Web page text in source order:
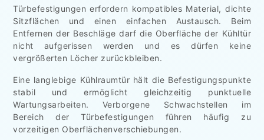
Türbefestigungen erfordern kompatibles Material, dichte
Sitzflächen und einen einfachen Austausch. Beim
Entfernen der Beschläge darf die Oberfläche der Kühltür
nicht aufgerissen werden und es dürfen keine
vergrößerten Löcher zurückbleiben.
Eine langlebige Kühlraumtür hält die Befestigungspunkte
stabil und ermöglicht gleichzeitig punktuelle
Wartungsarbeiten. Verborgene Schwachstellen im
Bereich der Türbefestigungen führen häufig zu
vorzeitigen Oberflächenverschiebungen.